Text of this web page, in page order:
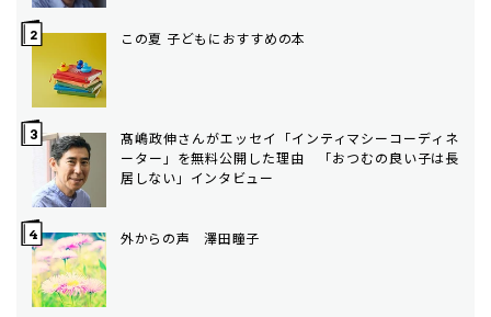
この夏 子どもにおすすめの本
髙嶋政伸さんがエッセイ「インティマシーコーディネ
ーター」を無料公開した理由 「おつむの良い子は長
居しない」インタビュー
外からの声 澤田瞳子